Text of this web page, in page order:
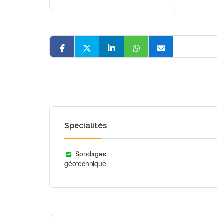
Spécialités
Sondages
géotechnique